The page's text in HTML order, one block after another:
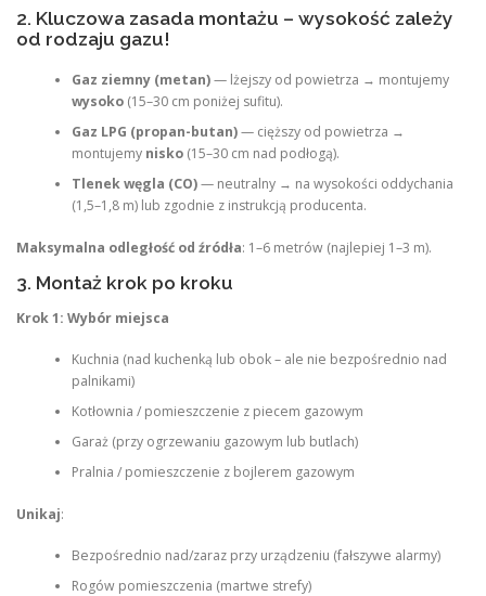
2. Kluczowa zasada montażu – wysokość zależy
od rodzaju gazu!
Gaz ziemny (metan)— lżejszy od powietrza → montujemy
wysoko(15–30 cm poniżej sufitu).
Gaz LPG (propan-butan)— cięższy od powietrza →
montujemy nisko(15–30 cm nad podłogą).
Tlenek węgla (CO)— neutralny → na wysokości oddychania
(1,5–1,8 m) lub zgodnie z instrukcją producenta.
Maksymalna odległość od źródła: 1–6 metrów (najlepiej 1–3 m).
3. Montaż krok po kroku
Krok 1: Wybór miejsca
Kuchnia (nad kuchenką lub obok – ale nie bezpośrednio nad
palnikami)
Kotłownia / pomieszczenie z piecem gazowym
Garaż (przy ogrzewaniu gazowym lub butlach)
Pralnia / pomieszczenie z bojlerem gazowym
Unikaj:
Bezpośrednio nad/zaraz przy urządzeniu (fałszywe alarmy)
Rogów pomieszczenia (martwe strefy)